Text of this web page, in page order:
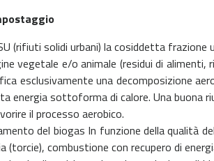
(rifiuti solidi urbani) la cosiddetta
vegetale e/o animale (residui di
esclusivamente una decomposizione
energia sottoforma di calore. Una buona
il processo aerobico.
del biogas In funzione della qualità
(torcie), combustione con recupero di